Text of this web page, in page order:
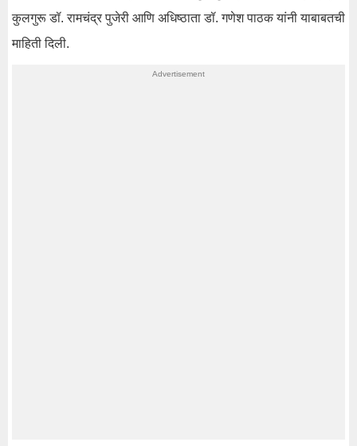
कुलगुरू डॉ. रामचंद्र पुजेरी आणि अधिष्ठाता डॉ. गणेश पाठक यांनी याबाबतची
माहिती दिली.